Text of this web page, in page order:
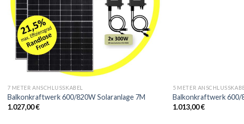
7 METER ANSCHLUSSKABEL
Balkonkraftwerk 600/820W Solaranlage 7M
1.027,00€
5 METER
Balkonkraftwerk 600/
1.013,00€